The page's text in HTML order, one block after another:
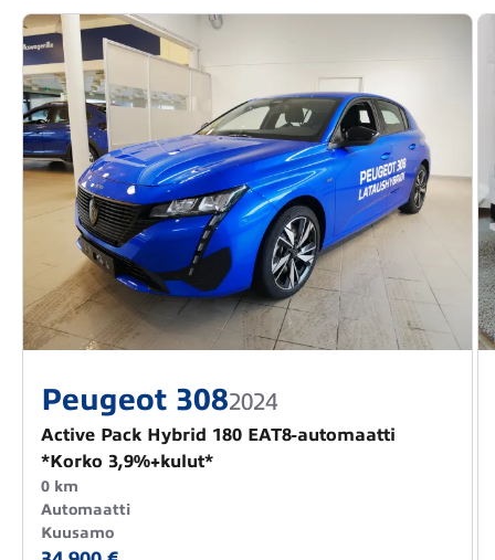
Peugeot 3082024
Active Pack Hybrid 180 EAT8-automaatti
*Korko 3,9%+kulut*
0 km
Automaatti
Kuusamo